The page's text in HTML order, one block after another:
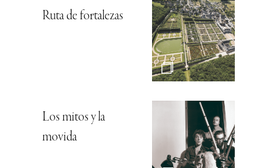
Ruta de fortalezas
Los mitos y la
movida